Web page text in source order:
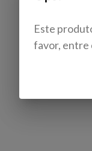
Este
favor, entre